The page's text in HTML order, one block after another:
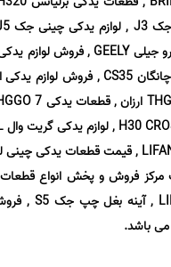
مرکز فروش و پخش انواع